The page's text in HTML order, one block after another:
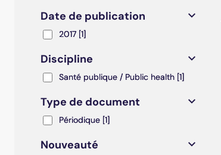
Date de publication
20172017 [1]
Discipline
Santé publique / Public health
Santé publique / Public health [1]
Type de document
Périodique
Périodique [1]
Nouveauté